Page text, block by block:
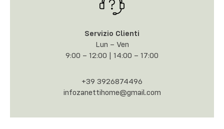
Servizio Clienti
Lun – Ven
9:00 – 12:00 | 14:00 – 17:00
+39 3926874496
infozanettihome@gmail.com